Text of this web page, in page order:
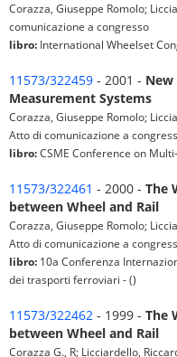
Corazza, Giuseppe Romolo;
comunicazione a congresso
libro: International Wheelset
11573/322459 - 2001 -
Measurement Systems
Corazza, Giuseppe Romolo;
Atto di comunicazione a
libro:CSME Conference on
11573/322461 - 2000 - The
between Wheel and Rail
Corazza, Giuseppe Romolo;
Atto di comunicazione a
libro: 10a Conferenza
dei trasporti ferroviari - ()
11573/322462 - 1999 - The
between Wheel and Rail
Corazza G., R; Licciardello,